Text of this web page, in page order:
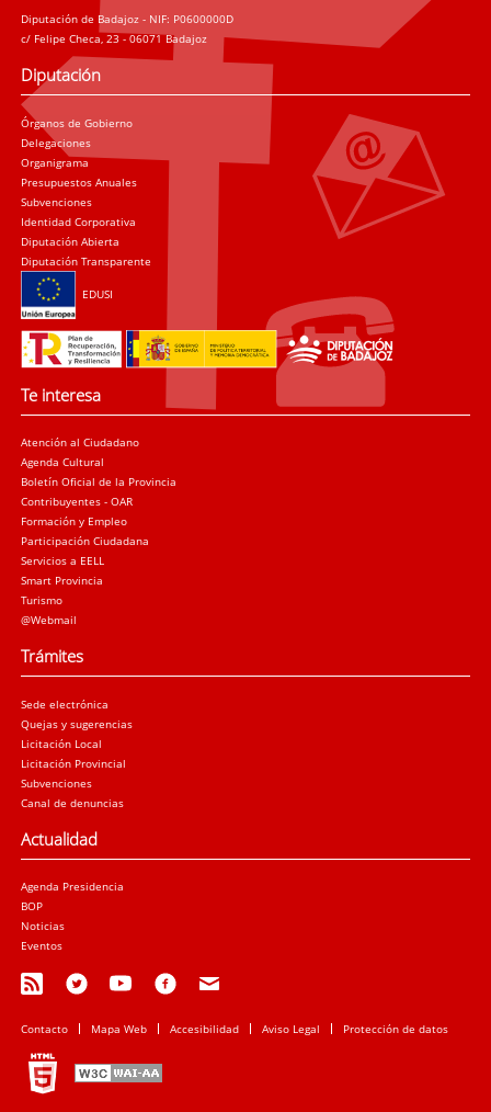
Diputación de Badajoz - NIF: P0600000D
c/ Felipe Checa, 23 - 06071 Badajoz
Diputación
Órganos de Gobierno
Delegaciones
Organigrama
Presupuestos Anuales
Subvenciones
Identidad Corporativa
Diputación Abierta
Diputación Transparente
EDUSI
Te interesa
Atención al Ciudadano
Agenda Cultural
Boletín Oficial de la Provincia
Contribuyentes - OAR
Formación y Empleo
Participación Ciudadana
Servicios a EELL
Smart Provincia
Turismo
@Webmail
Trámites
Sede electrónica
Quejas y sugerencias
Licitación Local
Licitación Provincial
Subvenciones
Canal de denuncias
Actualidad
Agenda Presidencia
BOP
Noticias
Eventos
Contacto Mapa Web Accesibilidad Aviso Legal Protección de datos